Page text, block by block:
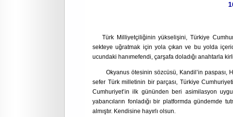
Türk Milliyetçiliğinin yükselişini, Türkiye
sekteye uğratmak için yola çıkan ve bu yolda
ucundaki hanımefendi, çarşafa doladığı anahtarla
Okyanus ötesinin sözcüsü, Kandil’in paspası,
sefer Türk milletinin bir parçası, Türkiye
Cumhuriyet’in ilk gününden beri asimilasyon
yabancıların fonladığı bir platformda gündemde
almıştır. Kendisine hayırlı olsun.